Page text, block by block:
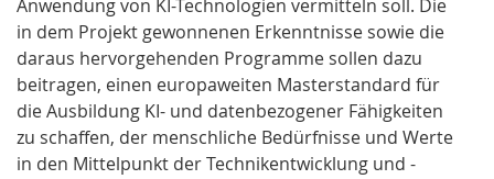
Anwendung von KI-Technologien vermitteln soll. Die
in dem Projekt gewonnenen Erkenntnisse sowie die
daraus hervorgehenden Programme sollen dazu
beitragen, einen europaweiten Masterstandard für
die Ausbildung KI- und datenbezogener Fähigkeiten
zu schaffen, der menschliche Bedürfnisse und Werte
in den Mittelpunkt der Technikentwicklung und -